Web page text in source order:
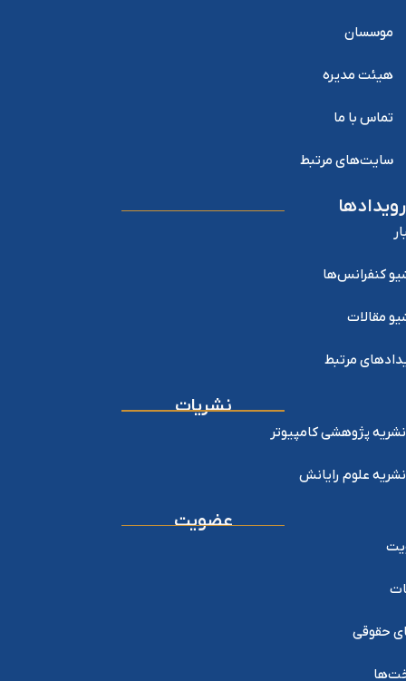
موسسان
هیئت مدیره
تماس با ما
سایت‌های مرتبط
رویدادها
کنفرانس‌ها
مقالات
مرتبط
نشریات
نشریه پژوهشی کامپیوتر
نشریه علوم رایانش
عضویت
حقوقی